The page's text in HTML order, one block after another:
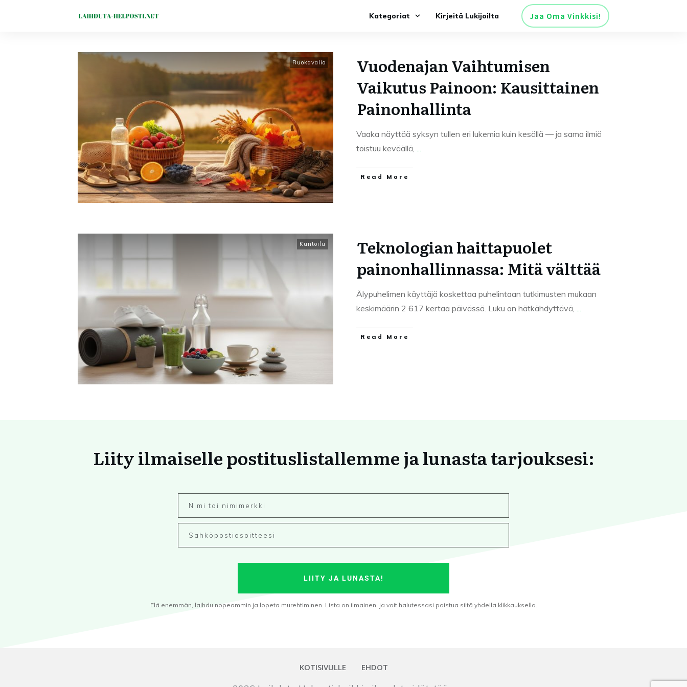
Kategoriat Kirjeitä Lukijoilta Jaa Oma Vinkkisi!
Ruokavalio
Vuodenajan Vaihtumisen
Vaikutus Painoon: Kausittainen
Painonhallinta
Vaaka näyttää syksyn tullen eri lukemia kuin kesällä — ja sama ilmiö
toistuu keväällä, ...
Read More
Kuntoilu
Teknologian haittapuolet
painonhallinnassa: Mitä välttää
Älypuhelimen käyttäjä koskettaa puhelintaan tutkimusten mukaan
keskimäärin 2 617 kertaa päivässä. Luku on hätkähdyttävä, ...
Read More
Liity ilmaiselle postituslistallemme ja lunasta tarjouksesi:
LIITY JA LUNASTA!
Elä enemmän, laihdu nopeammin ja lopeta murehtiminen. Lista on ilmainen, ja voit halutessasi poistua siltä yhdellä klikkauksella.
KOTISIVULLE EHDOT